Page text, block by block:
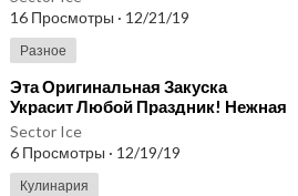
екатеринбург
16 Просмотры · 12/21/19
Разное
⁣Эта Оригинальная Закуска
Украсит Любой Праздник! Нежная
И Невероятно Вкусная!
Новогодние Блюда 2018!
Sector Ice
6 Просмотры · 12/19/19
Кулинария